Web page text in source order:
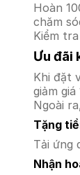
Hoàn
chăm
Kiểm tra
Ưu đãi
Khi đặt
giảm
Ngoài
Tặng
Tải ứng
Nhận